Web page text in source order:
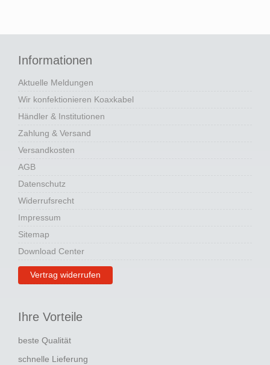
Informationen
Aktuelle Meldungen
Wir konfektionieren Koaxkabel
Händler & Institutionen
Zahlung & Versand
Versandkosten
AGB
Datenschutz
Widerrufsrecht
Impressum
Sitemap
Download Center
Vertrag widerrufen
Ihre Vorteile
beste Qualität
schnelle Lieferung